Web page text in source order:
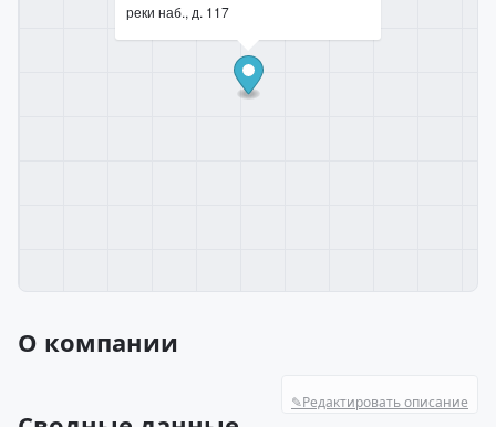
реки наб., д. 117
О компании
✎Редактировать описание